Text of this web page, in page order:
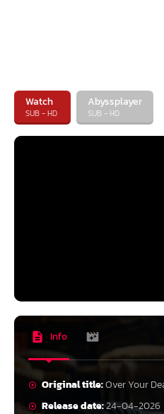
Watch
SUB - HD
Abyssplayer
SUB - HD
Info
Original title:Over Your
Release date:24-04-2026